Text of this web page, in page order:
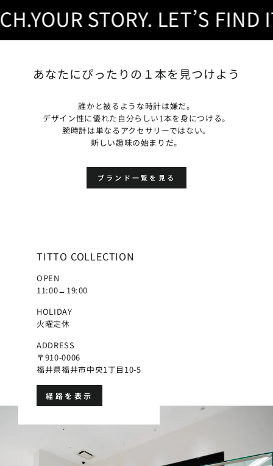
STORY. LET’S FIND IT.
あなたにぴったりの１本を見つけよう
誰かと被るような時計は嫌だ。
デザイン性に優れた自分らしい1本を身につける。
腕時計は単なるアクセサリーではない。
新しい趣味の始まりだ。
ブランド一覧を見る
TITTO COLLECTION
OPEN
11:00→19:00
HOLIDAY
火曜定休
ADDRESS
〒910-0006
福井県福井市中央1丁目10-5
経路を表示